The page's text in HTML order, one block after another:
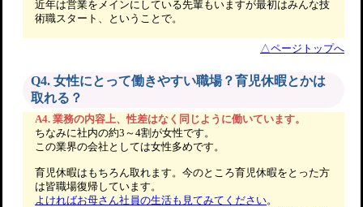
近年は営業をメインにしている先輩もいますが最初はみんな技
術職スタート、ということで。
△ページトップへ
Q4. 女性にとって働きやすい職場？育児休暇とかは
取れる？
A4. 業務の内容上、性差はなく同じように働いています。
ちなみに社内の約3～4割が女性です。
この業界の会社としては女性多めです。
育児休暇はもちろん取れます。今のところ育児休暇をとった方
は皆職場復帰しています。
よければお母さん社員の生活も見てみてください。